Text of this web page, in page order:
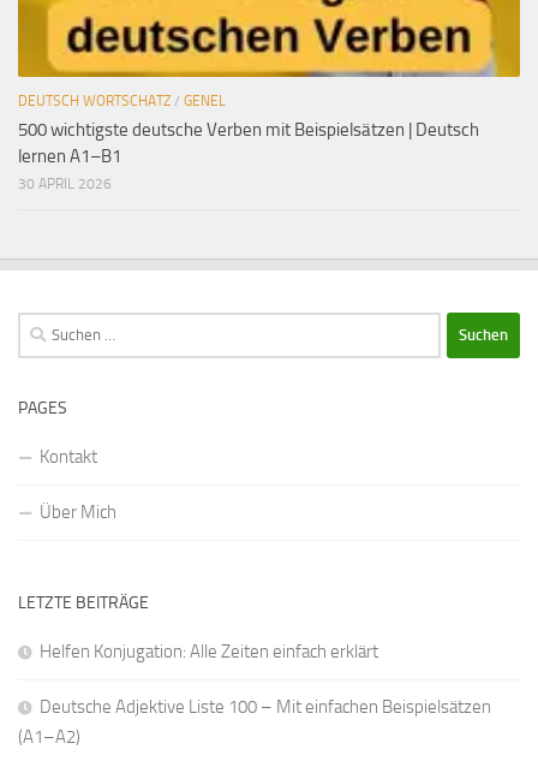
DEUTSCH WORTSCHATZ / GENEL
500 wichtigste deutsche Verben mit Beispielsätzen | Deutsch
lernen A1–B1
30 APRIL 2026
Suchen
nach:
PAGES
Kontakt
Über Mich
LETZTE BEITRÄGE
Helfen Konjugation: Alle Zeiten einfach erklärt
Deutsche Adjektive Liste 100 – Mit einfachen Beispielsätzen
(A1–A2)